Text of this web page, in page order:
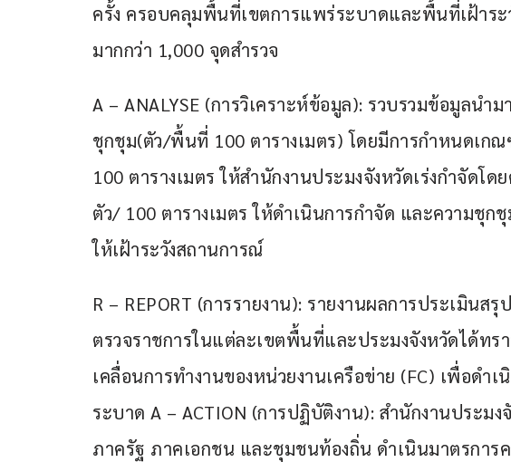
ครั้ง ครอบคลุมพื้นที่เขตการแพร่ระบาดและพื้นที่เฝ้าระ
มากกว่า 1,000 จุดสำรวจ
A – ANALYSE (การวิเคราะห์ข้อมูล): รวบรวมข้อมูลนำ
ชุกชุม(ตัว/พื้นที่ 100 ตารางเมตร) โดยมีการกำหนดเก
100 ตารางเมตร ให้สำนักงานประมงจังหวัดเร่งกำจัดโ
ตัว/ 100 ตารางเมตร ให้ดำเนินการกำจัด และความชุก
ให้เฝ้าระวังสถานการณ์
R – REPORT (การรายงาน): รายงานผลการประเมิน
ตรวจราชการในแต่ละเขตพื้นที่และประมงจังหวัดได้ท
เคลื่อนการทำงานของหน่วยงานเครือข่าย (FC) เพื่อดำ
ระบาด A – ACTION (การปฏิบัติงาน): สำนักงานประม
ภาครัฐ ภาคเอกชน และชุมชนท้องถิ่น ดำเนินมาตรการ